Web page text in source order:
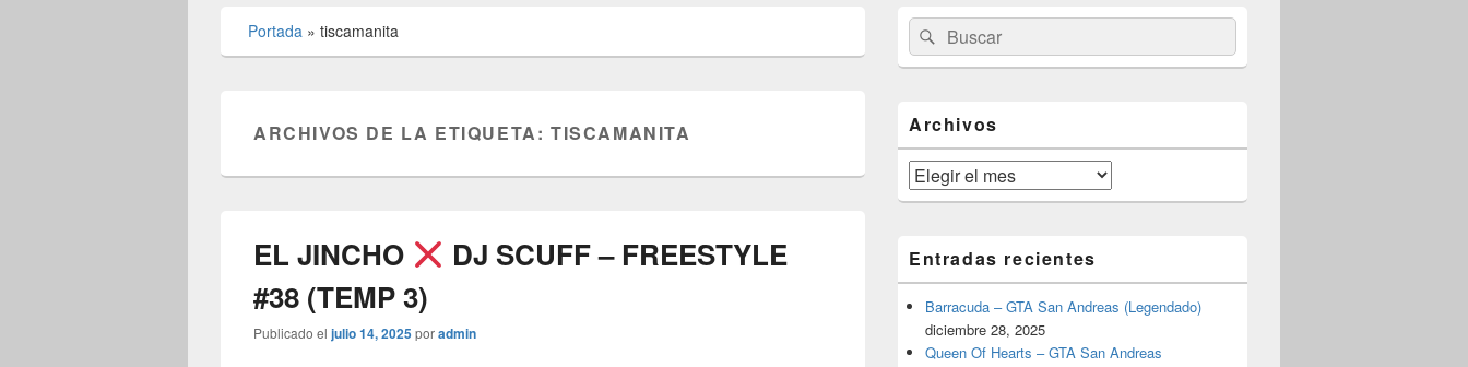
Portada » tiscamanita
ARCHIVOS DE LA ETIQUETA:TISCAMANITA
EL JINCHO
DJ SCUFF – FREESTYLE
#38 (TEMP 3)
Publicado el julio 14, 2025poradmin
área
de
widget
lateral
primaria
Buscar
por:
Buscar
Archivos
Archivos
Entradas recientes
Barracuda – GTA San Andreas (Legendado)
diciembre 28, 2025
Queen Of Hearts – GTA San Andreas